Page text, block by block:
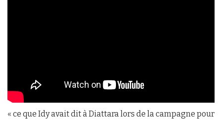
« ce que Idy avait dit à Diattara lors de la campagne pour